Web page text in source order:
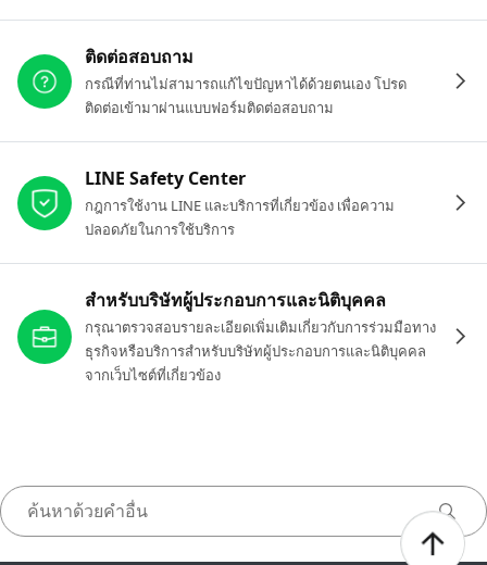
ติดต่อสอบถาม
กรณีที่ท่านไม่สามารถแก้ไขปัญหาได้ด้วยตนเอง โปรด
ติดต่อเข้ามาผ่านแบบฟอร์มติดต่อสอบถาม
LINE Safety Center
กฎการใช้งาน LINE และบริการที่เกี่ยวข้อง เพื่อความ
ปลอดภัยในการใช้บริการ
สำหรับบริษัทผู้ประกอบการและนิติบุคคล
กรุณาตรวจสอบรายละเอียดเพิ่มเติมเกี่ยวกับการร่วมมือทาง
ธุรกิจหรือบริการสำหรับบริษัทผู้ประกอบการและนิติบุคคล
จากเว็บไซต์ที่เกี่ยวข้อง